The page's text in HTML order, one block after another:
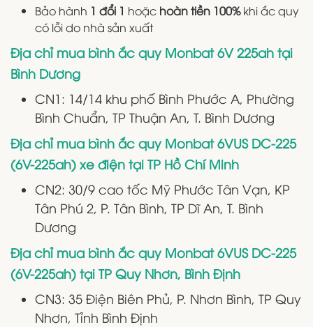
Bảo hành 1 đổi 1 hoặc hoàn tiền 100%khi ắc quy
có lỗi do nhà sản xuất
Địa chỉ mua bình ắc quy Monbat 6V 225ah tại
Bình Dương
CN1: 14/14 khu phố Bình Phước A, Phường
Bình Chuẩn, TP Thuận An, T. Bình Dương
Địa chỉ mua bình ắc quy Monbat 6VUS DC-225
(6V-225ah) xe điện tại TP Hồ Chí Minh
CN2: 30/9 cao tốc Mỹ Phước Tân Vạn, KP
Tân Phú 2, P. Tân Bình, TP Dĩ An, T. Bình
Dương
Địa chỉ mua bình ắc quy Monbat 6VUS DC-225
(6V-225ah) tại TP Quy Nhơn, Bình Định
CN3: 35 Điện Biên Phủ, P. Nhơn Bình, TP Quy
Nhơn, Tỉnh Bình Định